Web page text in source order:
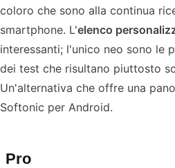
coloro che sono alla continua
smartphone. L'elenco
interessanti; l'unico neo sono le
dei test che risultano piuttosto
Un'alternativa che offre una
Softonic per Android.
Pro